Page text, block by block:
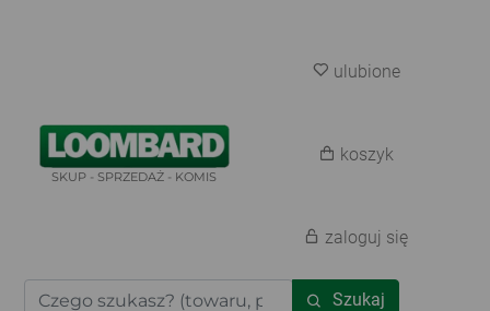
SKUP - SPRZEDAŻ - KOMIS
Szukaj
ulubione
koszyk
zaloguj się